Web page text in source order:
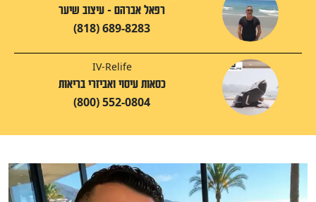
רפאל אברהם - עיצוב שיער
(818) 689-8283
IV-Relife
כסאות עיסוי ואביזרי בריאות
(800) 552-0804